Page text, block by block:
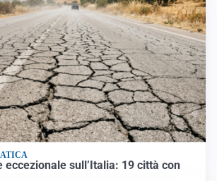
eccezionale sull’Italia: 19 città con